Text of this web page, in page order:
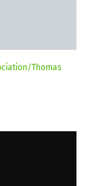
Thomas